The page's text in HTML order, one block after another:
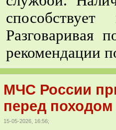
способствует
Разговаривая
рекомендации
МЧС России
перед походом
15-05-2026, 16:56;